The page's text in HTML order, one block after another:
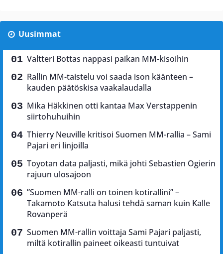
Uusimmat
Valtteri Bottas nappasi paikan MM-kisoihin
Rallin MM-taistelu voi saada ison käänteen –
kauden päätöskisa vaakalaudalla
Mika Häkkinen otti kantaa Max Verstappenin
siirtohuhuihin
Thierry Neuville kritisoi Suomen MM-rallia – Sami
Pajari eri linjoilla
Toyotan data paljasti, mikä johti Sebastien Ogierin
rajuun ulosajoon
”Suomen MM-ralli on toinen kotirallini” –
Takamoto Katsuta halusi tehdä saman kuin Kalle
Rovanperä
Suomen MM-rallin voittaja Sami Pajari paljasti,
miltä kotirallin paineet oikeasti tuntuivat